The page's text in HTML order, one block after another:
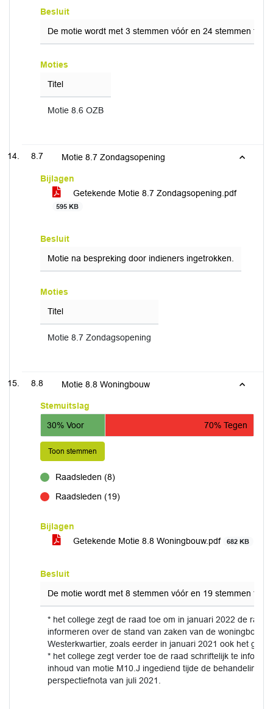
Besluit
De motie wordt met 3 stemmen vóór en 24 stemmen
Moties
Titel
Motie 8.6 OZB
8.7 Motie 8.7 Zondagsopening
Bijlagen
Getekende Motie 8.7 Zondagsopening.pdf
595 KB
Besluit
Motie na bespreking door indieners ingetrokken.
Moties
Titel
Motie 8.7 Zondagsopening
8.8 Motie 8.8 Woningbouw
Stemuitslag
30% Voor
70% Tegen
Toon stemmen
Raadsleden (8)
Raadsleden (19)
Bijlagen
Getekende Motie 8.8 Woningbouw.pdf
682 KB
Besluit
De motie wordt met 8 stemmen vóór en 19 stemmen
* het college zegt de raad toe om in januari 2022 de raad
informeren over de stand van zaken van de woningbouw
Westerkwartier, zoals eerder in januari 2021 ook het
* het college zegt verder toe de raad schriftelijk te
inhoud van motie M10.J ingediend tijde de behandeling
perspectiefnota van juli 2021.